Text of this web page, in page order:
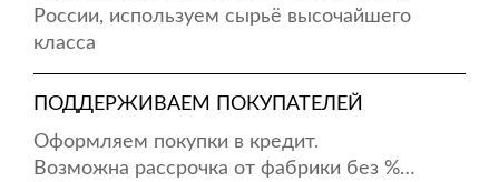
России, используем сырьё высочайшего
класса
ПОДДЕРЖИВАЕМ ПОКУПАТЕЛЕЙ
Оформляем покупки в кредит.
Возможна рассрочка от фабрики без %…